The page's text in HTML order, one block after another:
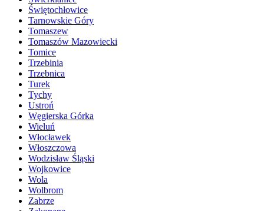
Świętochłowice
Tarnowskie Góry
Tomaszew
Tomaszów Mazowiecki
Tomice
Trzebinia
Trzebnica
Turek
Tychy
Ustroń
Węgierska Górka
Wieluń
Włocławek
Włoszczowa
Wodzisław Śląski
Wojkowice
Wola
Wolbrom
Zabrze